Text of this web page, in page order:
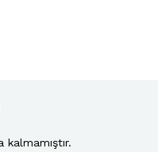
kalmamıştır.